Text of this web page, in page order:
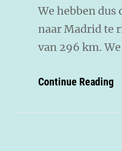
We hebben dus
naar Madrid te
van 296 km.
Continue Reading